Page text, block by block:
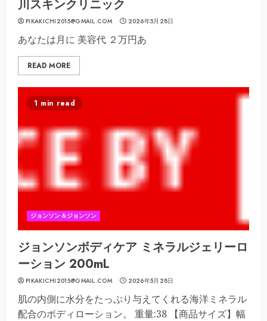
川スキンクリニック
PIKAKICHI2015@GMAIL.COM 2026年5月28日
あなたは月に 美容代 ２万円あ
READ MORE
1 min read
ジョンソン＆ジョンソン
ジョンソンボディケア ミネラルジェリーロ
ーション 200mL
PIKAKICHI2015@GMAIL.COM 2026年5月28日
肌の内側に水分をたっぷり与えてくれる海洋ミネラル
配合のボディローション。 重量:38 【商品サイズ】幅